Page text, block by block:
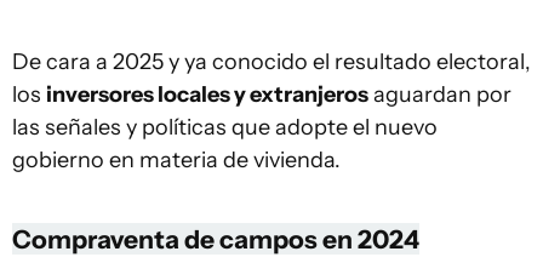
De cara a 2025 y ya conocido el resultado electoral,
los inversores locales y extranjerosaguardan por
las señales y políticas que adopte el nuevo
gobierno en materia de vivienda.
Compraventa de campos en 2024